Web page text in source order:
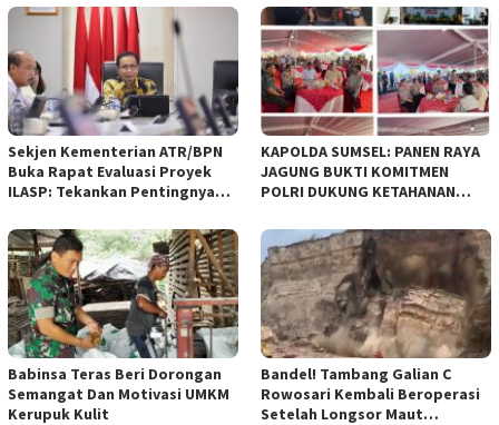
empat Rancangan Peraturan
Daerah (Raperda) yang
diajukan Pemerintah Kota
Bandung
Sekjen Kementerian ATR/BPN
Buka Rapat Evaluasi Proyek
ILASP: Tekankan Pentingnya
Anggaran
KAPOLDA SUMSEL: PANEN RAYA
JAGUNG BUKTI KOMITMEN
POLRI DUKUNG KETAHANAN
Babinsa Teras Beri Dorongan
Semangat Dan Motivasi UMKM
Kerupuk Kulit
Bandel! Tambang Galian C
Rowosari Kembali Beroperasi
Setelah Longsor Maut